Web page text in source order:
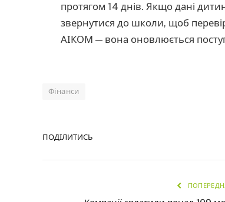
протягом 14 днів. Якщо дані
звернутися до школи, щоб
АІКОМ — вона оновлюється
Фінанси
ПОДІЛИТИСЬ